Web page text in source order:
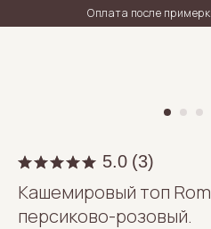
Оплата после
5.0 (3)
Кашемировый топ
персиково-розовый.